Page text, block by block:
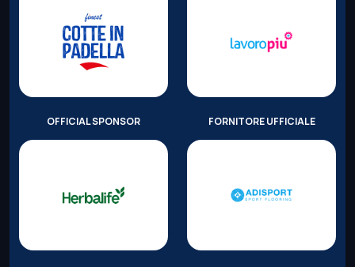
OFFICIAL SPONSOR FORNITORE UFFICIALE